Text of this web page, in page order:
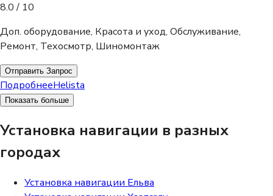
8.0 / 10
Доп. оборудование, Красота и уход, Обслуживание,
Ремонт, Техосмотр, Шиномонтаж
Отправить Запрос
ПодробнееHelista
Показать больше
Установка навигации в разных
городах
Установка навигации Ельва